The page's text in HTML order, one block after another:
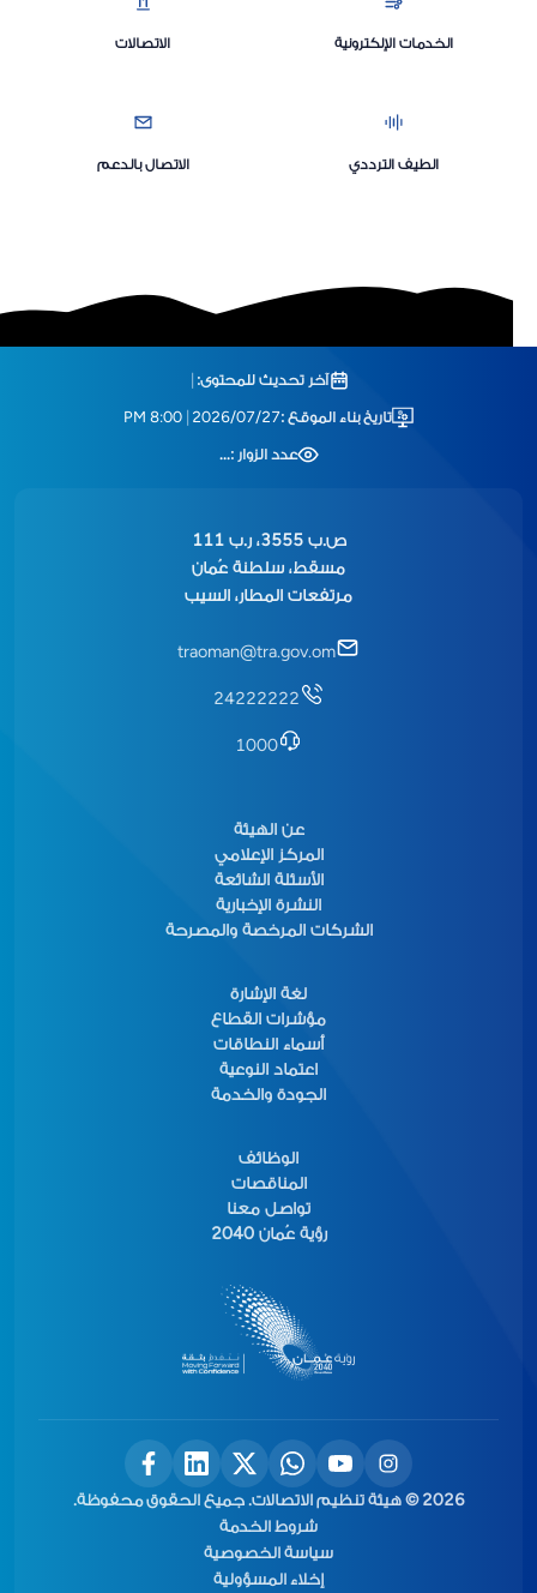
الخدمات الإلكترونية الاتصالات
الطيف الترددي الاتصال بالدعم
آخر تحديث للمحتوى: |
تاريخ بناء الموقع :2026/07/27
8:00 PM
عدد الزوار :...
ص.ب 3555، ر.ب 111
مسقط، سلطنة عُمان
مرتفعات المطار، السيب
traoman@tra.gov.om
24222222
1000
عن الهيئة
المركز الإعلامي
الأسئلة الشائعة
النشرة الإخبارية
الشركات المرخصة والمصرحة
لغة الإشارة
مؤشرات القطاع
أسماء النطاقات
اعتماد النوعية
الجودة والخدمة
الوظائف
المناقصات
تواصل معنا
رؤية عُمان 2040
2026 © هيئة تنظيم الاتصالات. جميع الحقوق محفوظة.
شروط الخدمة
سياسة الخصوصية
إخلاء المسؤولية